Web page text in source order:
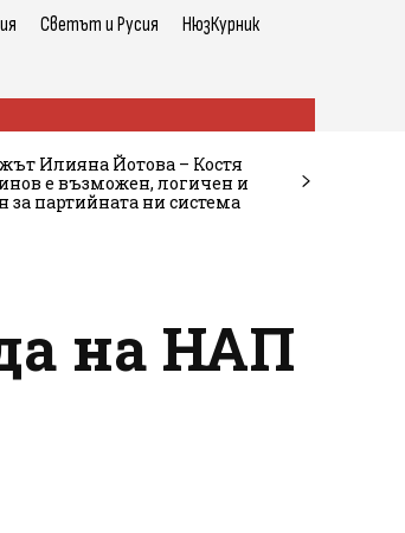
Светът и Русия НюзКурник
Илияна Йотова – Костя
е възможен, логичен и
за партийната ни система
на НАП